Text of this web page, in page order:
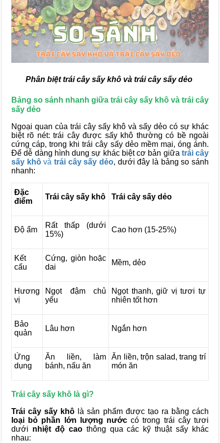
Phân biệt trái cây sấy khô và trái cây sấy dẻo
Bảng so sánh nhanh giữa trái cây sấy khô và trái cây
sấy dẻo
Ngoại quan của trái cây sấy khô và sấy dẻo có sự khác
biệt rõ nét: trái cây được sấy khô thường có bề ngoài
cứng cáp, trong khi trái cây sấy dẻo mềm mại, óng ánh.
Để dễ dàng hình dung sự khác biệt cơ bản giữa trái cây
sấy khôvàtrái cây sấy dẻo, dưới đây là bảng so sánh
nhanh:
Đặc
điểm
Trái cây sấy khô Trái cây sấy dẻo
Độ ẩm
Rất thấp (dưới
15%)
Cao hơn (15-25%)
Kết
cấu
Cứng, giòn hoặc
dai
Mềm, dẻo
Hương
vị
Ngọt đậm chủ
yếu
Ngọt thanh, giữ vị tươi tự
nhiên tốt hơn
Bảo
quản
Lâu hơn Ngắn hơn
Ứng
dụng
Ăn liền, làm
bánh, nấu ăn
Ăn liền, trộn salad, trang trí
món ăn
Trái cây sấy khô là gì?
Trái cây sấy khô là sản phẩm được tạo ra bằng cách
loại bỏ phần lớn lượng nước có trong trái cây tươi
dưới nhiệt độ cao thông qua các kỹ thuật sấy khác
nhau: